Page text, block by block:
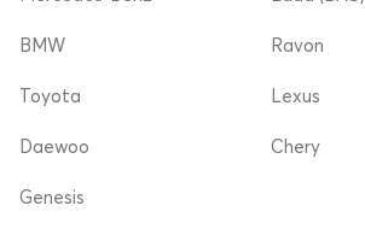
BMW
Toyota
Daewoo
Ravon
Lexus
Chery
Genesis